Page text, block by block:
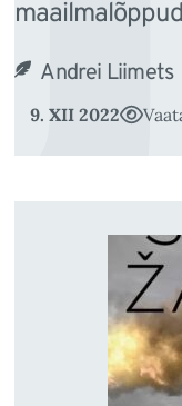
Andrei Liimets
9. XII 2022